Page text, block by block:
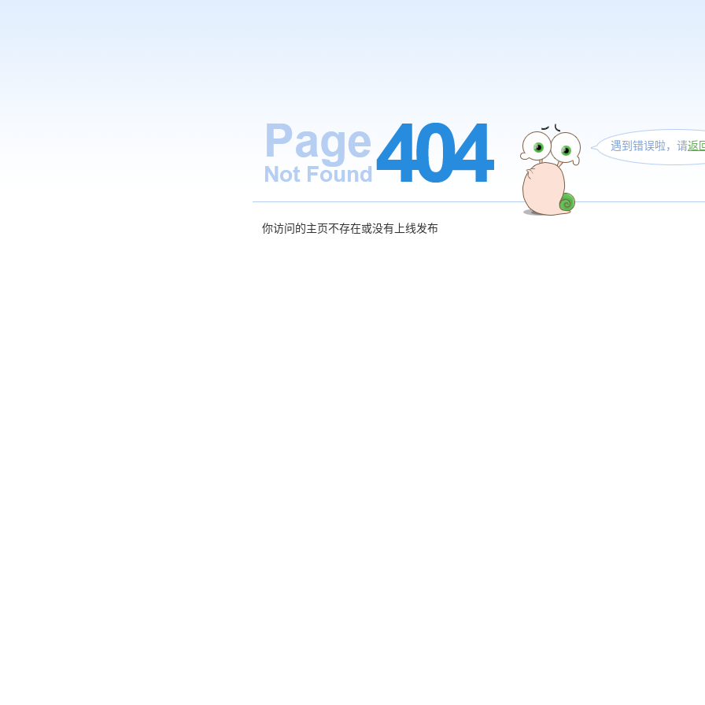
遇到错误啦，请返
你访问的主页不存在或没有上线发布